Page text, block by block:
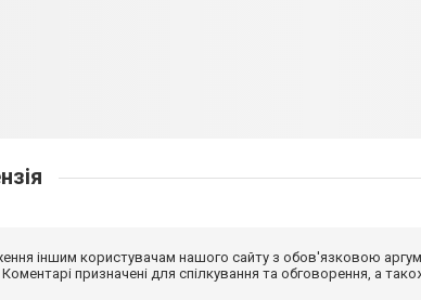
іншим користувачам нашого сайту з обов'язковою
призначені для спілкування та обговорення, а